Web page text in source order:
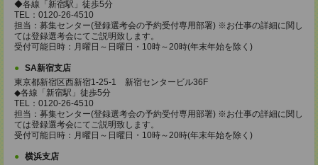
◆各線「新宿駅」徒歩5分
TEL：0120-26-4510
担当：募集センター(登録選考会の予約受付専用部署) ※お仕事の詳細に関し
ては登録選考会にてご説明致します。
受付可能日時：月曜日～日曜日・10時～20時(年末年始を除く)
SA新宿支店
東京都新宿区西新宿1-25-1 新宿センタービル36F
◆各線「新宿駅」徒歩5分
TEL：0120-26-4510
担当：募集センター(登録選考会の予約受付専用部署) ※お仕事の詳細に関し
ては登録選考会にてご説明致します。
受付可能日時：月曜日～日曜日・10時～20時(年末年始を除く)
横浜支店